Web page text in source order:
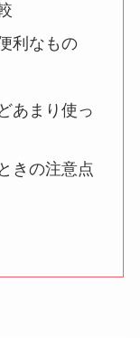
利なもの
あまり使っ
きの注意点